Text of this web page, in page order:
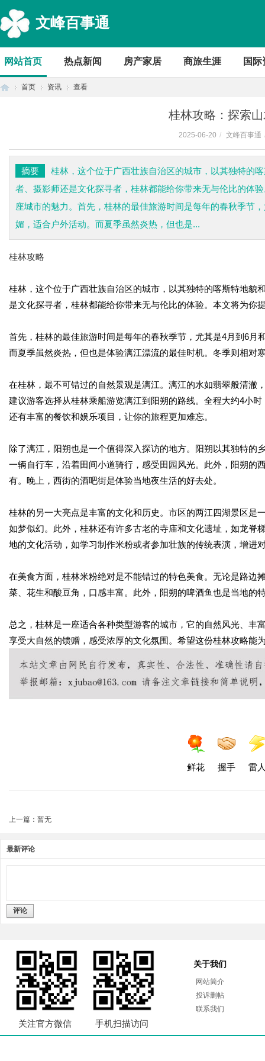
文峰百事通
网站首页 热点新闻 房产家居 商旅生涯 国际
首页 资讯 查看
桂林攻略：探索
2025-06-20 / 文峰百事通
摘要
桂林，这个位于广西壮族自治区的城市，以其独特的
者、摄影师还是文化探寻者，桂林都能给你带来无与伦比的体
座城市的魅力。首先，桂林的最佳旅游时间是每年的春秋季节
媚，适合户外活动。而夏季虽然炎热，但也是...
桂林攻略
桂林，这个位于广西壮族自治区的城市，以其独特的喀斯特地貌
是文化探寻者，桂林都能给你带来无与伦比的体验。本文将为你
首先，桂林的最佳旅游时间是每年的春秋季节，尤其是4月到6
而夏季虽然炎热，但也是体验漓江漂流的最佳时机。冬季则相对
在桂林，最不可错过的自然景观是漓江。漓江的水如翡翠般清澈
建议游客选择从桂林乘船游览漓江到阳朔的路线。全程大约4小
还有丰富的餐饮和娱乐项目，让你的旅程更加难忘。
除了漓江，阳朔也是一个值得深入探访的地方。阳朔以其独特
一辆自行车，沿着田间小道骑行，感受田园风光。此外，阳朔的
有。晚上，西街的酒吧街是体验当地夜生活的好去处。
桂林的另一大亮点是丰富的文化和历史。市区的两江四湖景区是
如梦似幻。此外，桂林还有许多古老的寺庙和文化遗址，如龙脊
地的文化活动，如学习制作米粉或者参加壮族的传统表演，增进
在美食方面，桂林米粉绝对是不能错过的特色美食。无论是路边
菜、花生和酸豆角，口感丰富。此外，阳朔的啤酒鱼也是当地的
总之，桂林是一座适合各种类型游客的城市，它的自然风光、
享受大自然的馈赠，感受浓厚的文化氛围。希望这份桂林攻略能
鲜花 握手 雷
上一篇：暂无
最新评论
评论
关注官方微信 手机扫描访问
关于我们
网站简介
投诉删帖
联系我们